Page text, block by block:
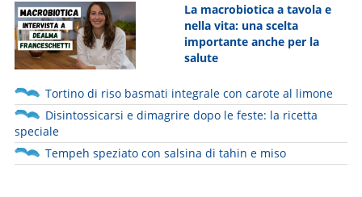
La macrobiotica a tavola e
nella vita: una scelta
importante anche per la
salute
Tortino di riso basmati integrale con carote al limone
Disintossicarsi e dimagrire dopo le feste: la ricetta
speciale
Tempeh speziato con salsina di tahin e miso